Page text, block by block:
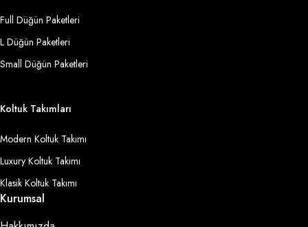
Full Düğün Paketleri
L Düğün Paketleri
Small Düğün Paketleri
Koltuk Takımları
Modern Koltuk Takımı
Luxury Koltuk Takımı
Klasik Koltuk Takımı
Kurumsal